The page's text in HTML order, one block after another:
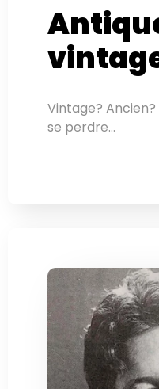
Vintage? Ancien?
se perdre…